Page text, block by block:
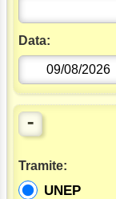
Data:
-
Tramite:
UNEP